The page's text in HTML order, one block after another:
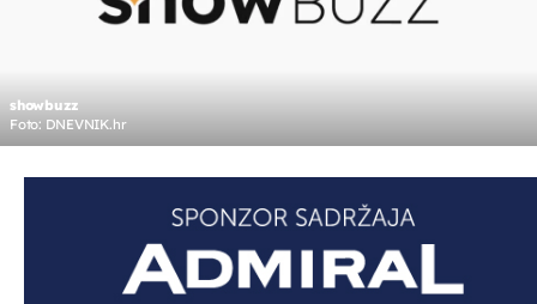
showbuzz
Foto: DNEVNIK.hr